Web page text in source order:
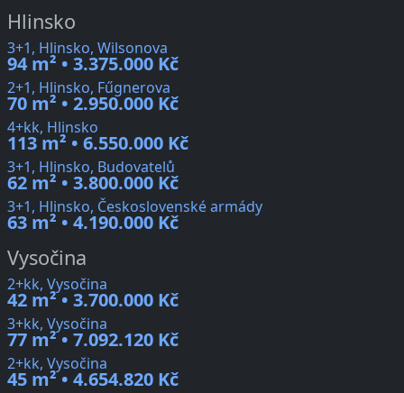
Hlinsko
3+1, Hlinsko, Wilsonova
94 m² • 3.375.000 Kč
2+1, Hlinsko, Fűgnerova
70 m² • 2.950.000 Kč
4+kk, Hlinsko
113 m² • 6.550.000 Kč
3+1, Hlinsko, Budovatelů
62 m² • 3.800.000 Kč
3+1, Hlinsko, Československé armády
63 m² • 4.190.000 Kč
Vysočina
2+kk, Vysočina
42 m² • 3.700.000 Kč
3+kk, Vysočina
77 m² • 7.092.120 Kč
2+kk, Vysočina
45 m² • 4.654.820 Kč